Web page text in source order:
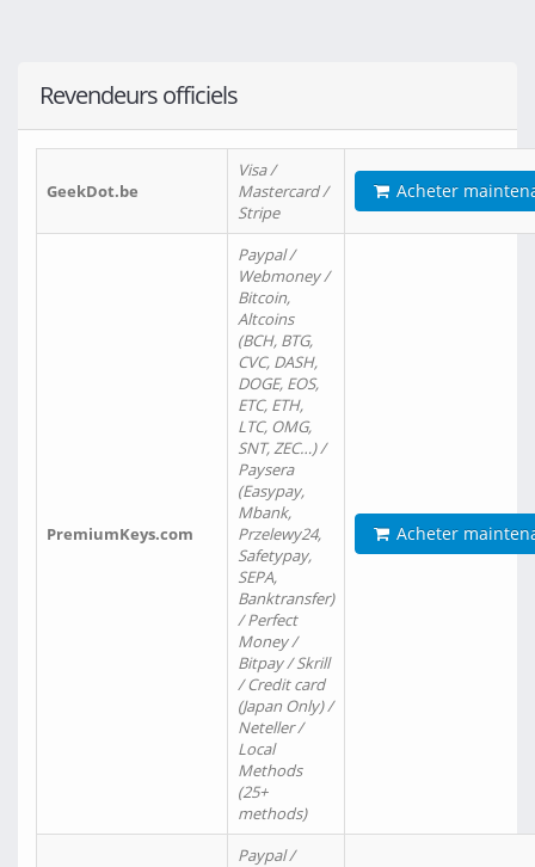
Revendeurs officiels
GeekDot.be
Visa /
Mastercard /
Stripe
Acheter
PremiumKeys.com
Paypal /
Webmoney /
Bitcoin,
Altcoins
(BCH, BTG,
CVC, DASH,
DOGE, EOS,
ETC, ETH,
LTC, OMG,
SNT, ZEC…) /
Paysera
(Easypay,
Mbank,
Przelewy24,
Safetypay,
SEPA,
Banktransfer)
/ Perfect
Money /
Bitpay / Skrill
/ Credit card
(Japan Only) /
Neteller /
Local
Methods
(25+
methods)
Acheter
Paypal /